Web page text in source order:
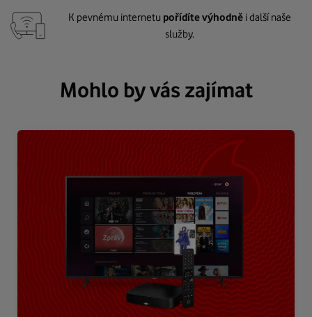
K pevnému internetu pořídíte výhodně i další naše
služby.
Mohlo by vás zajímat